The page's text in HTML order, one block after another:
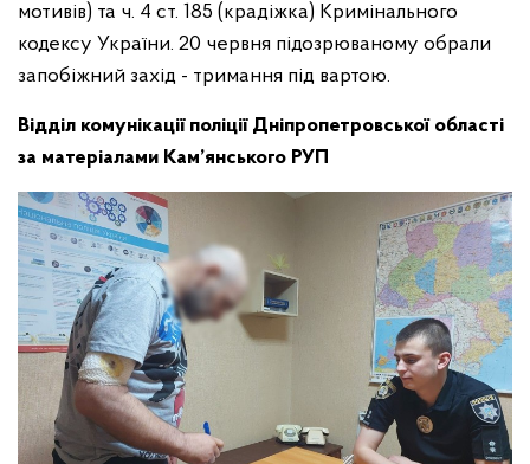
мотивів) та ч. 4 ст. 185 (крадіжка) Кримінального
кодексу України. 20 червня підозрюваному обрали
запобіжний захід - тримання під вартою.
Відділ комунікації поліції Дніпропетровської області
за матеріалами Кам’янського РУП